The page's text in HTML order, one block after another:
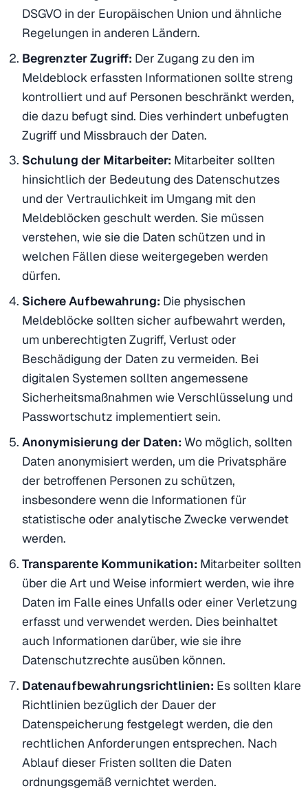
DSGVO in der Europäischen Union und ähnliche
Regelungen in anderen Ländern.
Begrenzter Zugriff: Der Zugang zu den im
Meldeblock erfassten Informationen sollte streng
kontrolliert und auf Personen beschränkt werden,
die dazu befugt sind. Dies verhindert unbefugten
Zugriff und Missbrauch der Daten.
Schulung der Mitarbeiter: Mitarbeiter sollten
hinsichtlich der Bedeutung des Datenschutzes
und der Vertraulichkeit im Umgang mit den
Meldeblöcken geschult werden. Sie müssen
verstehen, wie sie die Daten schützen und in
welchen Fällen diese weitergegeben werden
dürfen.
Sichere Aufbewahrung: Die physischen
Meldeblöcke sollten sicher aufbewahrt werden,
um unberechtigten Zugriff, Verlust oder
Beschädigung der Daten zu vermeiden. Bei
digitalen Systemen sollten angemessene
Sicherheitsmaßnahmen wie Verschlüsselung und
Passwortschutz implementiert sein.
Anonymisierung der Daten: Wo möglich, sollten
Daten anonymisiert werden, um die Privatsphäre
der betroffenen Personen zu schützen,
insbesondere wenn die Informationen für
statistische oder analytische Zwecke verwendet
werden.
Transparente Kommunikation: Mitarbeiter sollten
über die Art und Weise informiert werden, wie ihre
Daten im Falle eines Unfalls oder einer Verletzung
erfasst und verwendet werden. Dies beinhaltet
auch Informationen darüber, wie sie ihre
Datenschutzrechte ausüben können.
Datenaufbewahrungsrichtlinien: Es sollten klare
Richtlinien bezüglich der Dauer der
Datenspeicherung festgelegt werden, die den
rechtlichen Anforderungen entsprechen. Nach
Ablauf dieser Fristen sollten die Daten
ordnungsgemäß vernichtet werden.